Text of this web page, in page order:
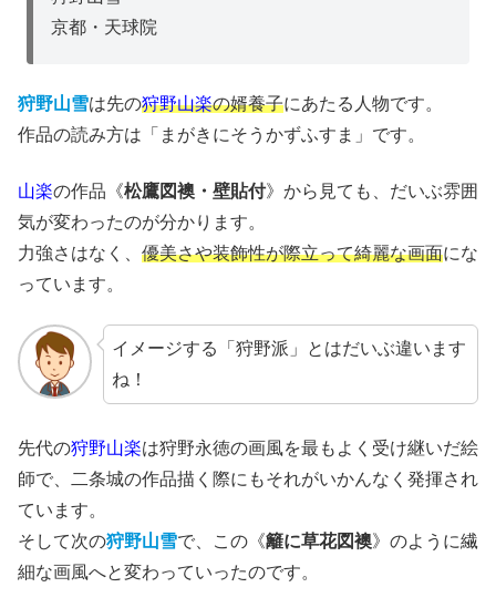
京都・天球院
狩野山雪は先の狩野山楽の婿養子にあたる人物です。
作品の読み方は「まがきにそうかずふすま」です。
山楽の作品《松鷹図襖・壁貼付》から見ても、だいぶ雰囲
気が変わったのが分かります。
力強さはなく、 優美さや装飾性が際立って綺麗な画面にな
っています。
イメージする「狩野派」とはだいぶ違います
ね！
先代の狩野山楽は狩野永徳の画風を最もよく受け継いだ絵
師で、二条城の作品描く際にもそれがいかんなく発揮され
ています。
そして次の狩野山雪で、この《籬に草花図襖》のように繊
細な画風へと変わっていったのです。